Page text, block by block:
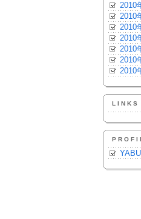
2010
2010
2010
2010
2010
2010
2010
LINKS
YABU